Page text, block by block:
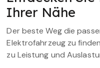
Ihrer Nähe
Der beste Weg die
Elektrofahrzeug zu
zu Leistung und